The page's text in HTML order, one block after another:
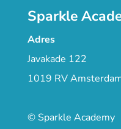
Sparkle
Adres
Javakade 122
1019 RV
© Sparkle Academy